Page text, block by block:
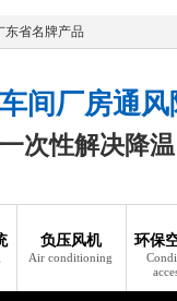
东省名牌产品
车间厂房通
一次性解决降
负压风机
Air conditioning
环保